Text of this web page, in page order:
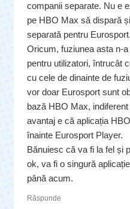
companii separate. Nu e
pe HBO Max să dispară
separată pentru Eurosport.
Oricum, fuziunea asta n-
pentru utilizatori, întrucât
cu cele de dinainte de
vor doar Eurosport sunt
bază HBO Max,
avantaj e că aplicația
înainte Eurosport Player.
Bănuiesc că va fi la fel și
ok, va fi o singură
până acum.
Răspunde